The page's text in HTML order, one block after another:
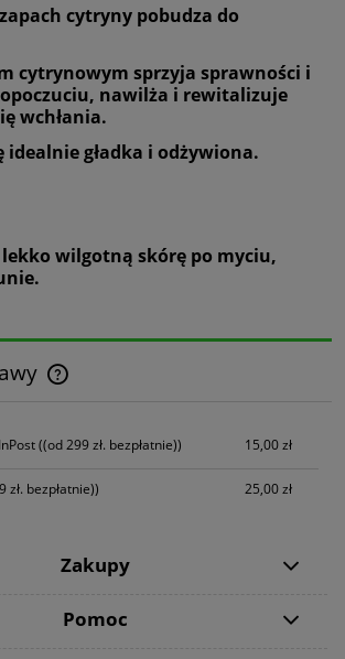
cytryny pobudza do
cytrynowym sprzyja sprawności i
nawilża i rewitalizuje
wchłania.
idealnie gładka i odżywiona.
wilgotną skórę po myciu,
kosztów płatności
((od 299 zł. bezpłatnie)) 15,00 zł
zł. bezpłatnie)) 25,00 zł
Zakupy
Pomoc